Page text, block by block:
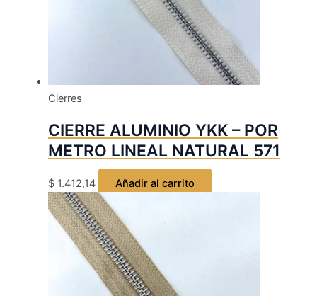
Cierres
CIERRE ALUMINIO YKK – POR
METRO LINEAL NATURAL 571
$ 1.412,14 Añadir al carrito